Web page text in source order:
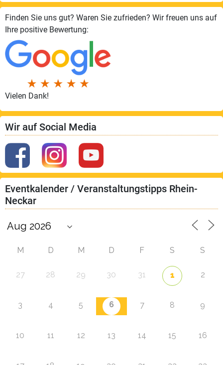
Finden Sie uns gut? Waren Sie zufrieden? Wir freuen uns auf
Ihre positive Bewertung:
Vielen Dank!
Wir auf Social Media
Eventkalender / Veranstaltungstipps Rhein-
Neckar
M D M D F S S
27 28 29 30 31 1 2
3 4 5 6 7 8 9
10 11 12 13 14 15 16